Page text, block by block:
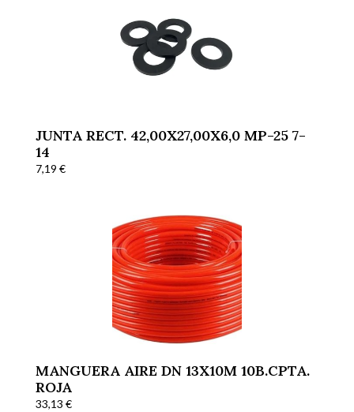
JUNTA RECT. 42,00X27,00X6,0 MP-25 7-
14
7,19 €
MANGUERA AIRE DN 13X10M 10B.CPTA.
ROJA
33,13 €